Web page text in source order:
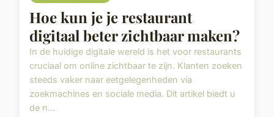
Hoe kun je je restaurant
digitaal beter zichtbaar maken?
In de huidige digitale wereld is het voor restaurants
cruciaal om online zichtbaar te zijn. Klanten zoeken
steeds vaker naar eetgelegenheden via
zoekmachines en sociale media. Dit artikel biedt u
de n...